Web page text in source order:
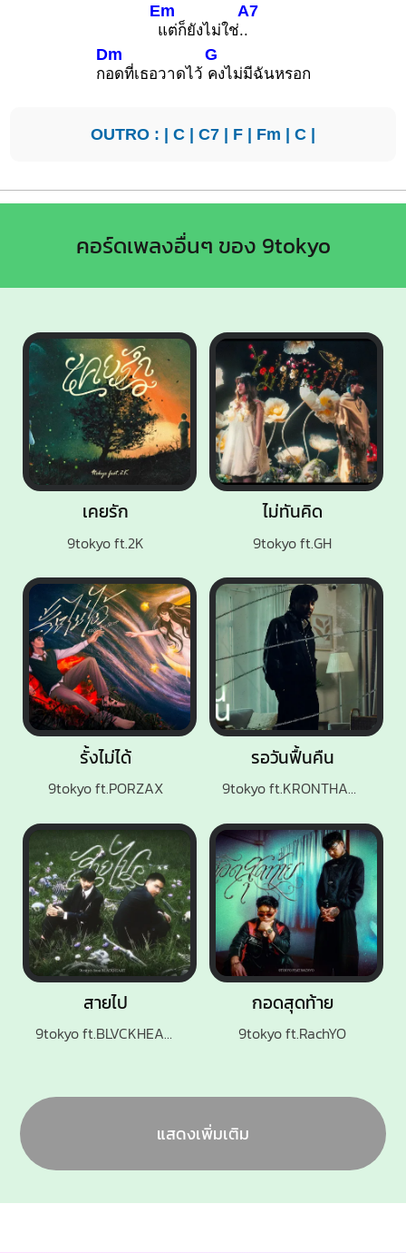
Em
แต่ก็ยังไม่ใช่.
A7
.
ก
Dm
อดที่เธอวาดไว้
G
คงไม่มีฉันหรอก
OUTRO : | C | C7 | F | Fm | C |
คอร์ดเพลงอื่นๆ ของ 9tokyo
เคยรัก
9tokyo ft.2K
ไม่ทันคิด
9tokyo ft.GH
รั้งไม่ได้
9tokyo ft.PORZAX
สายไป
9tokyo ft.BLVCKHEART
กอดสุดท้าย
9tokyo ft.RachYO
รอวันฟื้นคืน
9tokyo ft.KRONTHANUT
แสดงเพิ่มเติม